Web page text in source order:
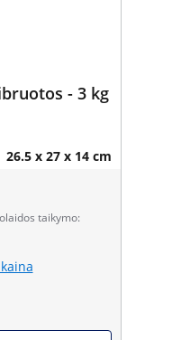
- 3 kg
26.5 x 27 x 14 cm
taikymo: